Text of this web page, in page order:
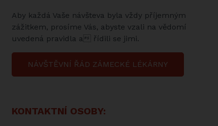
Aby každá Vaše návšteva byla vždy příjemným
zážitkem, prosíme Vás, abyste vzali na vědomí
uvedená pravidla a řídili se jimi.
NÁVŠTĚVNÍ ŘÁD ZÁMECKÉ LÉKÁRNY
KONTAKTNÍ OSOBY: